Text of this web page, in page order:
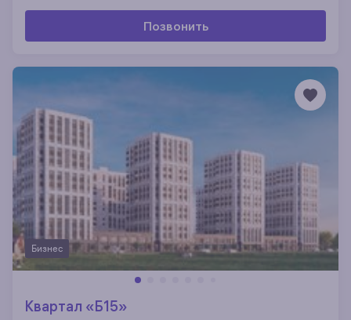
Позвонить
Бизнес
Квартал «Б15»